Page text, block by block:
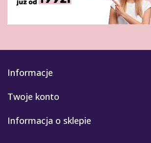
Informacje
Twoje konto
Informacja o sklepie